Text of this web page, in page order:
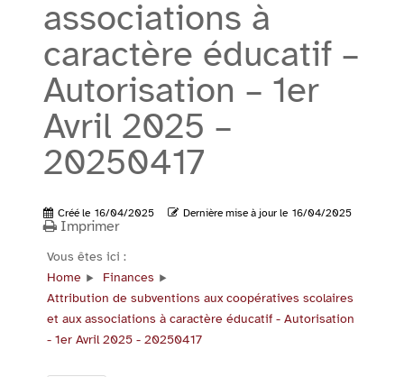
associations à
caractère éducatif –
Autorisation – 1er
Avril 2025 –
20250417
Créé le 16/04/2025 Dernière mise à jour le 16/04/2025
Imprimer
Vous êtes ici :
Home
Finances
Attribution de subventions aux coopératives scolaires
et aux associations à caractère éducatif - Autorisation
- 1er Avril 2025 - 20250417